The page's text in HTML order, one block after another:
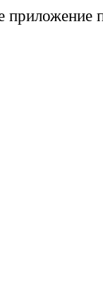
приложение